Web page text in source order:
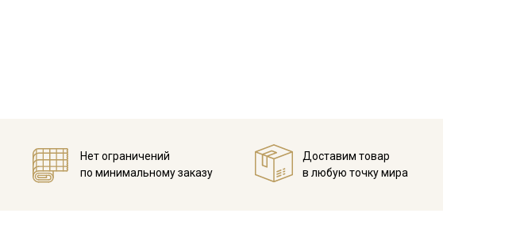
Нет ограничений
по минимальному заказу
Доставим товар
в любую точку мира